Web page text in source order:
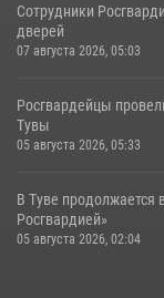
Сотрудники
дверей
07 августа 2026, 05:03
Росгвардейцы
Тувы
05 августа 2026, 05:33
В Туве продолжается
Росгвардией»
05 августа 2026, 02:04